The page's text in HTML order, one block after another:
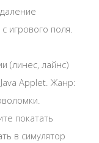
игрового поля.
(линес, лайнс)
Applet. Жанр:
покатать
в симулятор